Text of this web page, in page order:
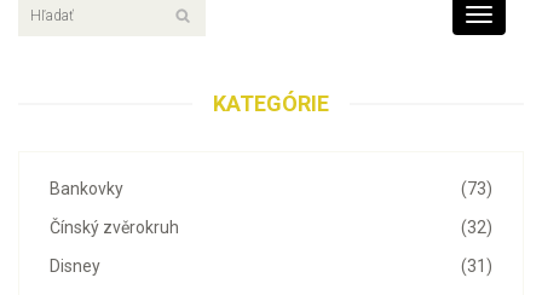
Toggle
KATEGÓRIE
(73)
Bankovky
(32)
Čínský zvěrokruh
(31)
Disney